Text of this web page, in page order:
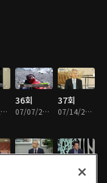
06/30/2017 • 33분
36회
07/07/2017 • 35분
37회
07/14/2017 • 34분